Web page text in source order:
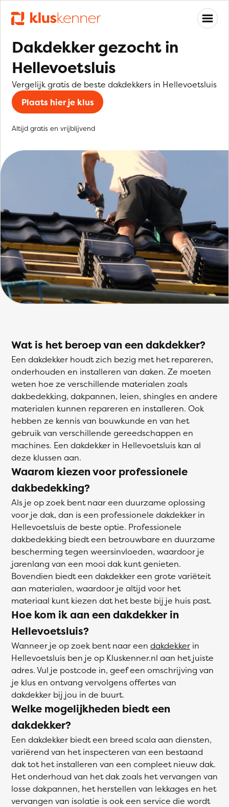
Dakdekker gezocht in
Hellevoetsluis
Vergelijk gratis de beste dakdekkers in Hellevoetsluis
Plaats hier je klus
Altijd gratis en vrijblijvend
Wat is het beroep van een dakdekker?
Een dakdekker houdt zich bezig met het repareren,
onderhouden en installeren van daken. Ze moeten
weten hoe ze verschillende materialen zoals
dakbedekking, dakpannen, leien, shingles en andere
materialen kunnen repareren en installeren. Ook
hebben ze kennis van bouwkunde en van het
gebruik van verschillende gereedschappen en
machines. Een dakdekker in Hellevoetsluis kan al
deze klussen aan.
Waarom kiezen voor professionele
dakbedekking?
Als je op zoek bent naar een duurzame oplossing
voor je dak, dan is een professionele dakdekker in
Hellevoetsluis de beste optie. Professionele
dakbedekking biedt een betrouwbare en duurzame
bescherming tegen weersinvloeden, waardoor je
jarenlang van een mooi dak kunt genieten.
Bovendien biedt een dakdekker een grote variëteit
aan materialen, waardoor je altijd voor het
materiaal kunt kiezen dat het beste bij je huis past.
Hoe kom ik aan een dakdekker in
Hellevoetsluis?
Wanneer je op zoek bent naar een dakdekker in
Hellevoetsluis ben je op Kluskenner.nl aan het juiste
adres. Vul je postcode in, geef een omschrijving van
je klus en ontvang vervolgens offertes van
dakdekker bij jou in de buurt.
Welke mogelijkheden biedt een
dakdekker?
Een dakdekker biedt een breed scala aan diensten,
variërend van het inspecteren van een bestaand
dak tot het installeren van een compleet nieuw dak.
Het onderhoud van het dak zoals het vervangen van
losse dakpannen, het herstellen van lekkages en het
vervangen van isolatie is ook een service die wordt